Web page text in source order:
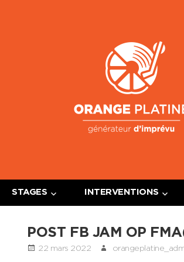
STAGES INTERVENTIONS
POST FB JAM OP
22 mars 2022